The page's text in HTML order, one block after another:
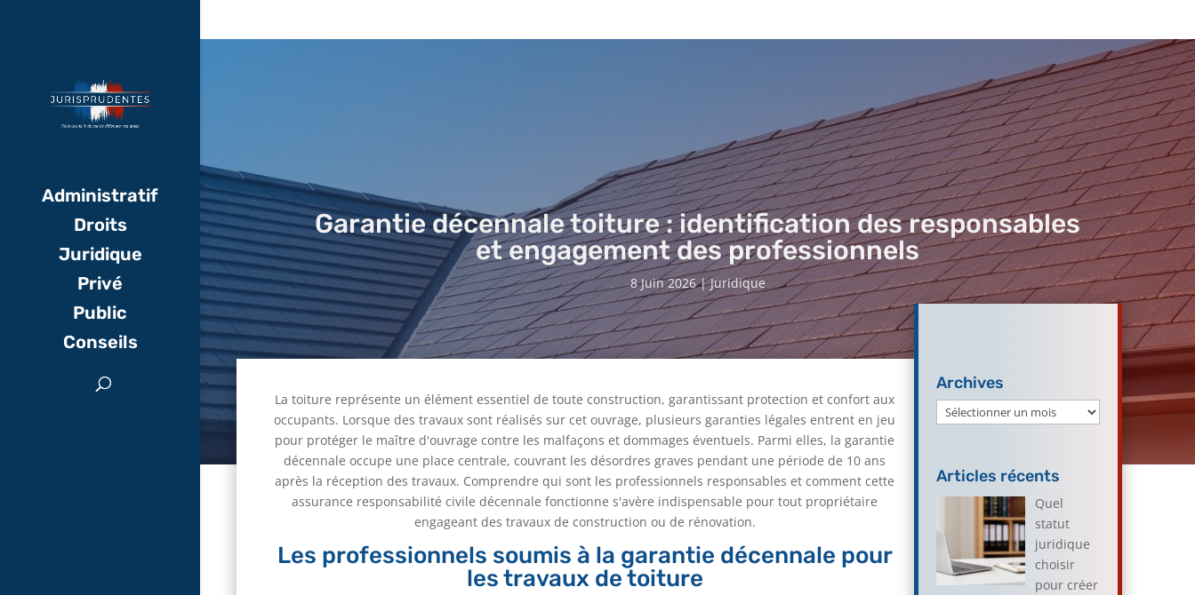
Administratif
Droits
Juridique
Privé
Public
Conseils
Garantie décennale toiture : identification des responsables
et engagement des professionnels
8 Juin 2026|Juridique
La toiture représente un élément essentiel de toute construction, garantissant protection et confort aux
occupants. Lorsque des travaux sont réalisés sur cet ouvrage, plusieurs garanties légales entrent en jeu
pour protéger le maître d'ouvrage contre les malfaçons et dommages éventuels. Parmi elles, la garantie
décennale occupe une place centrale, couvrant les désordres graves pendant une période de 10 ans
après la réception des travaux. Comprendre qui sont les professionnels responsables et comment cette
assurance responsabilité civile décennale fonctionne s'avère indispensable pour tout propriétaire
engageant des travaux de construction ou de rénovation.
Les professionnels soumis à la garantie décennale pour
les travaux de toiture
Archives
Archives
Articles récents
Quel
statut
juridique
choisir
pour créer